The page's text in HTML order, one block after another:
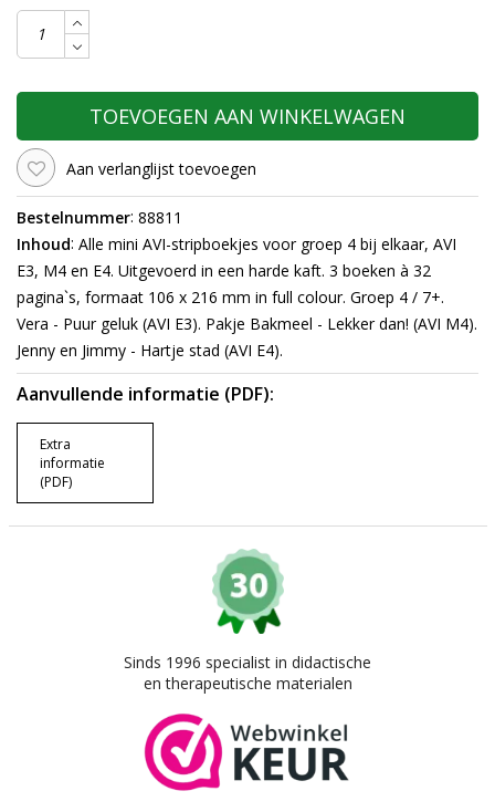
TOEVOEGEN AAN WINKELWAGEN
Aan verlanglijst toevoegen
Bestelnummer: 88811
Inhoud: Alle mini AVI-stripboekjes voor groep 4 bij elkaar, AVI
E3, M4 en E4. Uitgevoerd in een harde kaft. 3 boeken à 32
pagina`s, formaat 106 x 216 mm in full colour. Groep 4 / 7+.
Vera - Puur geluk (AVI E3). Pakje Bakmeel - Lekker dan! (AVI M4).
Jenny en Jimmy - Hartje stad (AVI E4).
Aanvullende informatie (PDF):
Extra
informatie
(PDF)
Sinds 1996 specialist in didactische
en therapeutische materialen